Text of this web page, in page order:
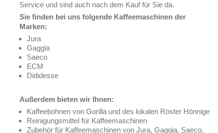
Service und sind auch nach dem Kauf für Sie da.
Sie finden bei uns folgende Kaffeemaschinen der
Marken:
Jura
Gaggia
Saeco
ECM
Dididesse
Außerdem bieten wir Ihnen:
Kaffeebohnen von Gorilla und des lokalen Röster Hönnige
Reinigungsmittel für Kaffeemaschinen
Zubehör für Kaffeemaschinen von Jura, Gaggia, Saeco,